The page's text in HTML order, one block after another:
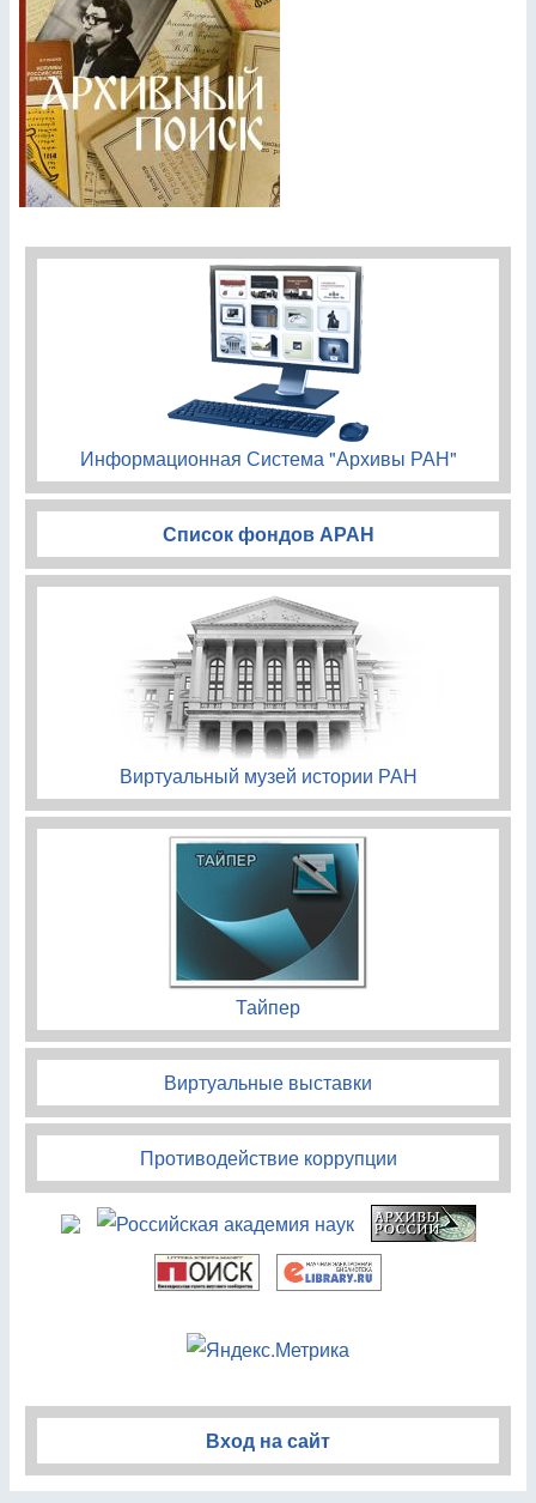
Информационная Система "Архивы РАН"
Список фондов АРАН
Виртуальный музей истории РАН
Тайпер
Виртуальные выставки
Противодействие коррупции
Вход на сайт